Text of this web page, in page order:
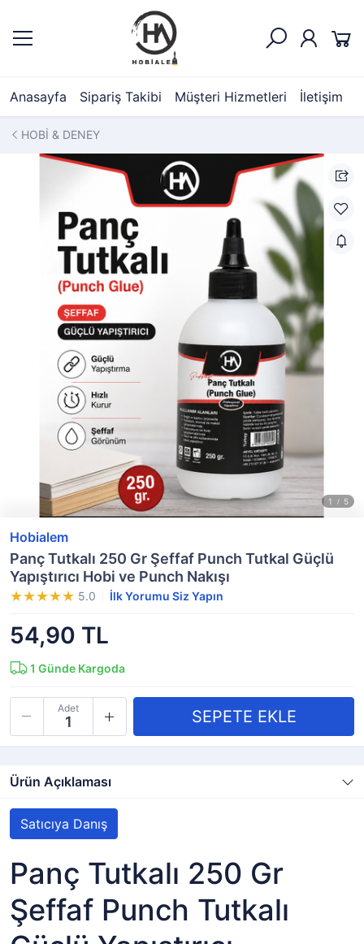
Anasayfa Sipariş Takibi Müşteri Hizmetleri İletişim
HOBİ & DENEY
Hobialem
Panç Tutkalı 250 Gr Şeffaf Punch Tutkal Güçlü
Yapıştırıcı Hobi ve Punch Nakışı
5.0 İlk Yorumu Siz Yapın
54,90 TL
1 Günde Kargoda
Adet
Ürün Açıklaması
Satıcıya Danış
Panç Tutkalı 250 Gr
Şeffaf Punch Tutkalı